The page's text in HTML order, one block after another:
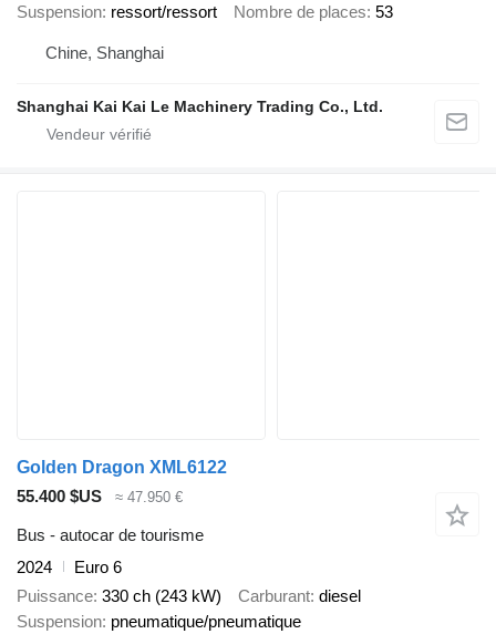
Suspension ressort/ressort Nombre de places 53
Chine, Shanghai
Shanghai Kai Kai Le Machinery Trading Co., Ltd.
Golden Dragon XML6122
55.400 $US
≈ 47.950 €
Bus - autocar de tourisme
2024
Euro 6
Puissance 330 ch (243 kW) Carburant diesel
Suspension pneumatique/pneumatique